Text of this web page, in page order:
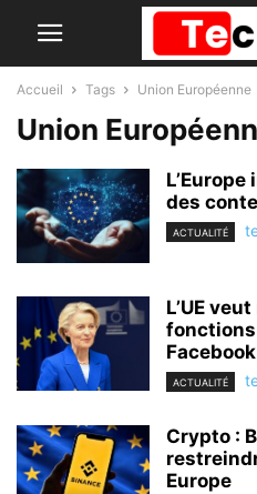
Accueil Tags Union Européenne
Union
des
ACTUALITÉ
L’UE
ACTUALITÉ
Crypto :
Europe